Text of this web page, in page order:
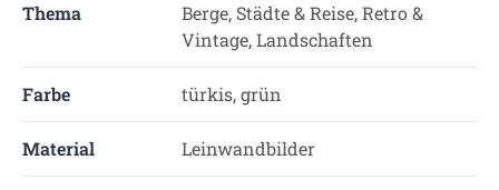
Thema
Berge, Städte & Reise, Retro &
Vintage, Landschaften
Farbe türkis, grün
Material Leinwandbilder